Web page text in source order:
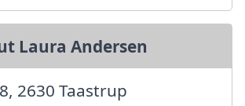
Laura Andersen
2630 Taastrup